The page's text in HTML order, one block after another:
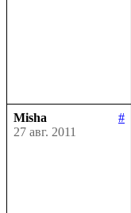
Misha
#
27 авг. 2011